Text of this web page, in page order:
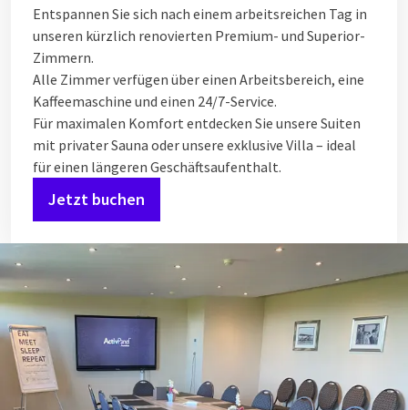
Entspannen Sie sich nach einem arbeitsreichen Tag in
unseren kürzlich renovierten Premium- und Superior-
Zimmern.
Alle Zimmer verfügen über einen Arbeitsbereich, eine
Kaffeemaschine und einen 24/7-Service.
Für maximalen Komfort entdecken Sie unsere Suiten
mit privater Sauna oder unsere exklusive Villa – ideal
für einen längeren Geschäftsaufenthalt.
Jetzt buchen